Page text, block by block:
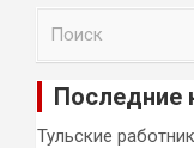
и
Последние
Тульские